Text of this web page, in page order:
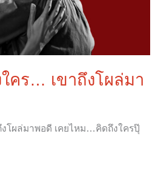
คร… เขาถึงโผล่มา
โผล่มาพอดี เคยไหม…คิดถึงใครปุ๊